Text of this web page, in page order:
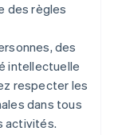
des règles
des
intellectuelle
respecter les
dans tous
activités.